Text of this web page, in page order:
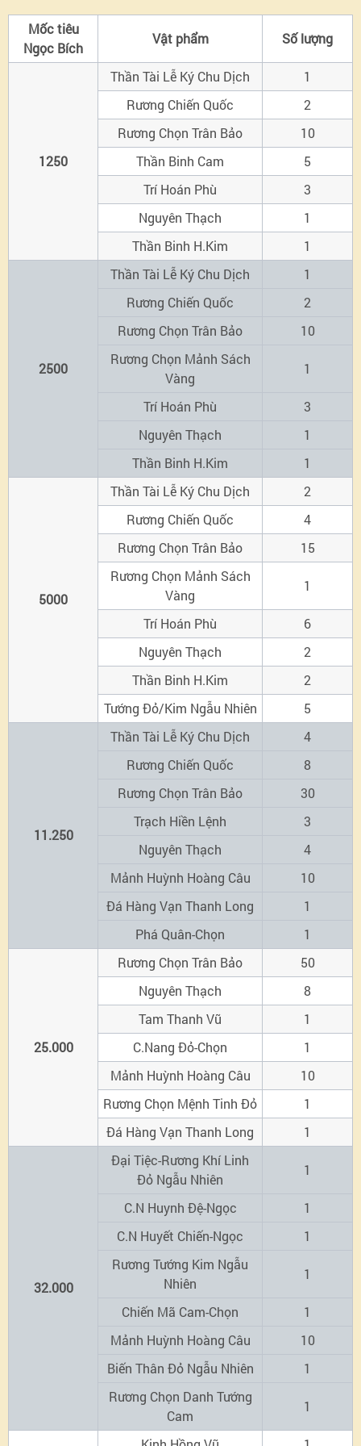
Mốc tiêu
Ngọc Bích
Vật phẩm Số lượng
1250
Thần Tài Lễ Ký Chu Dịch
1
Rương Chiến Quốc
2
Rương Chọn Trân Bảo
10
Thần Binh Cam
5
Trí Hoán Phù
3
Nguyên Thạch
1
Thần Binh H.Kim
1
2500
Thần Tài Lễ Ký Chu Dịch
1
Rương Chiến Quốc
2
Rương Chọn Trân Bảo
10
Rương Chọn Mảnh Sách
Vàng
1
Trí Hoán Phù
3
Nguyên Thạch
1
Thần Binh H.Kim
1
5000
Thần Tài Lễ Ký Chu Dịch
2
Rương Chiến Quốc
4
Rương Chọn Trân Bảo
15
Rương Chọn Mảnh Sách
Vàng
1
Trí Hoán Phù
6
Nguyên Thạch
2
Thần Binh H.Kim
2
Tướng Đỏ/Kim Ngẫu Nhiên
5
11.250
Thần Tài Lễ Ký Chu Dịch
4
Rương Chiến Quốc
8
Rương Chọn Trân Bảo
30
Trạch Hiền Lệnh
3
Nguyên Thạch
4
Mảnh Huỳnh Hoàng Câu
10
Đá Hàng Vạn Thanh Long
1
Phá Quân-Chọn
1
25.000
Rương Chọn Trân Bảo
50
Nguyên Thạch
8
Tam Thanh Vũ
1
C.Nang Đỏ-Chọn
1
Mảnh Huỳnh Hoàng Câu
10
Rương Chọn Mệnh Tinh Đỏ
1
Đá Hàng Vạn Thanh Long
1
32.000
Đại Tiệc-Rương Khí Linh
Đỏ Ngẫu Nhiên
1
C.N Huynh Đệ-Ngọc
1
C.N Huyết Chiến-Ngọc
1
Rương Tướng Kim Ngẫu
Nhiên
1
Chiến Mã Cam-Chọn
1
Mảnh Huỳnh Hoàng Câu
10
Biến Thân Đỏ Ngẫu Nhiên
1
Rương Chọn Danh Tướng
Cam
1
gói
Ngọc